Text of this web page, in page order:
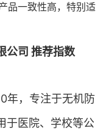
品一致性高，特别适
公司 推荐指数
年，专注于无机防
于医院、学校等公